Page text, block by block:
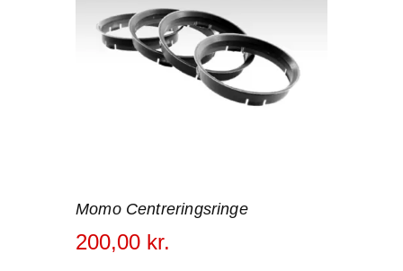
Momo Centreringsringe
200,00 kr.